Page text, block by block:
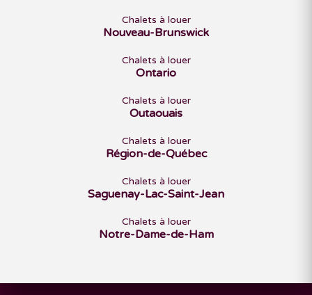
Chalets à louer
Nouveau-Brunswick
Chalets à louer
Ontario
Chalets à louer
Outaouais
Chalets à louer
Région-de-Québec
Chalets à louer
Saguenay-Lac-Saint-Jean
Chalets à louer
Notre-Dame-de-Ham